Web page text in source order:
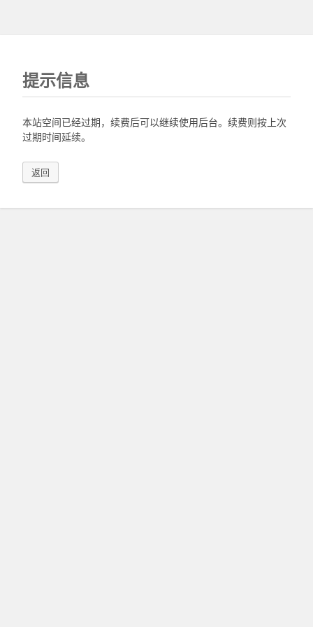
提示信息
本站空间已经过期，续费后可以继续使用后台。续费则按上次
过期时间延续。
返回